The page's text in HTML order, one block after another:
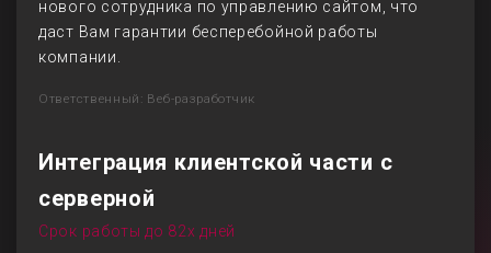
нового сотрудника по управлению сайтом, что
даст Вам гарантии бесперебойной работы
компании.
Ответственный: Веб-разработчик
Интеграция клиентской части с
серверной
Срок работы до 82х дней